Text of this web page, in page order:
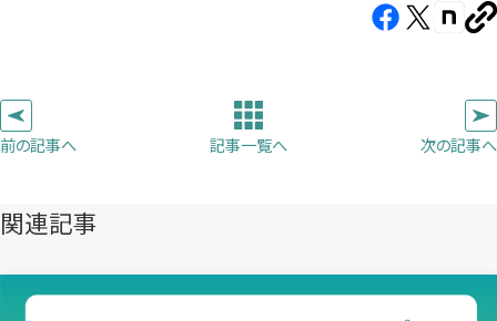
Facebook（新
す）
X（新
す）
note（新
で
す）
ー
前の記事へ 記事一覧へ 次の記事へ
関連記事